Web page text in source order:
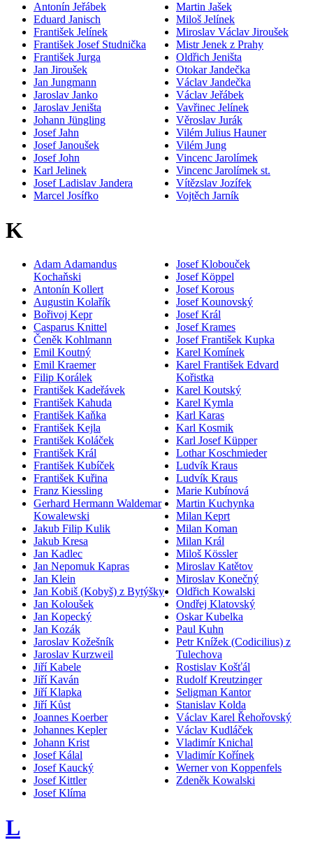
Antonín Jeřábek
Eduard Janisch
František Jelínek
František Josef Studnička
František Jurga
Jan Jiroušek
Jan Jungmann
Jaroslav Janko
Jaroslav Jeništa
Johann Jüngling
Josef Jahn
Josef Janoušek
Josef John
Karl Jelinek
Josef Ladislav Jandera
Marcel Josífko
Martin Jašek
Miloš Jelínek
Miroslav Václav Jiroušek
Mistr Jenek z Prahy
Oldřich Jeništa
Otokar Jandečka
Václav Jandečka
Václav Jeřábek
Vavřinec Jelínek
Věroslav Jurák
Vilém Julius Hauner
Vilém Jung
Vincenc Jarolímek
Vincenc Jarolímek st.
Vítězslav Jozífek
Vojtěch Jarník
K
Adam Adamandus
Kochaňski
Antonín Kollert
Augustin Kolařík
Bořivoj Kepr
Casparus Knittel
Čeněk Kohlmann
Emil Koutný
Emil Kraemer
Filip Korálek
František Kadeřávek
František Kahuda
František Kaňka
František Kejla
František Koláček
František Král
František Kubíček
František Kuřina
Franz Kiessling
Gerhard Hermann Waldemar
Kowalewski
Jakub Filip Kulik
Jakub Kresa
Jan Kadlec
Jan Nepomuk Kapras
Jan Klein
Jan Kobiš (Kobyš) z Bytýšky
Jan Koloušek
Jan Kopecký
Jan Kozák
Jaroslav Kožešník
Jaroslav Kurzweil
Jiří Kabele
Jiří Kaván
Jiří Klapka
Jiří Kůst
Joannes Koerber
Johannes Kepler
Johann Krist
Josef Kálal
Josef Kaucký
Josef Kittler
Josef Klíma
Josef Klobouček
Josef Köppel
Josef Korous
Josef Kounovský
Josef Král
Josef Krames
Josef František Kupka
Karel Komínek
Karel František Edvard
Kořistka
Karel Koutský
Karel Kymla
Karl Karas
Karl Kosmik
Karl Josef Küpper
Lothar Koschmieder
Ludvík Kraus
Ludvík Kraus
Marie Kubínová
Martin Kuchynka
Milan Keprt
Milan Koman
Milan Král
Miloš Kössler
Miroslav Katětov
Miroslav Konečný
Oldřich Kowalski
Ondřej Klatovský
Oskar Kubelka
Paul Kuhn
Petr Knížek (Codicilius) z
Tulechova
Rostislav Košťál
Rudolf Kreutzinger
Seligman Kantor
Stanislav Kolda
Václav Karel Řehořovský
Václav Kudláček
Vladimír Knichal
Vladimír Kořínek
Werner von Koppenfels
Zdeněk Kowalski
L